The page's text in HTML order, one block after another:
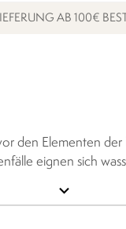
AB 100€
den Elementen
eignen sich
Farben und
expand_more